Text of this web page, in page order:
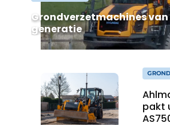
Grondverzetmachines
generatie
pakt